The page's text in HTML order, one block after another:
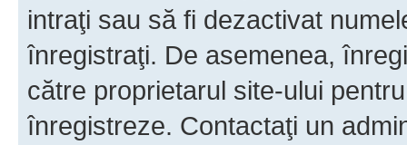
intraţi sau să fi dezactivat
înregistraţi. De asemenea,
către proprietarul site-ului
înregistreze. Contactaţi un